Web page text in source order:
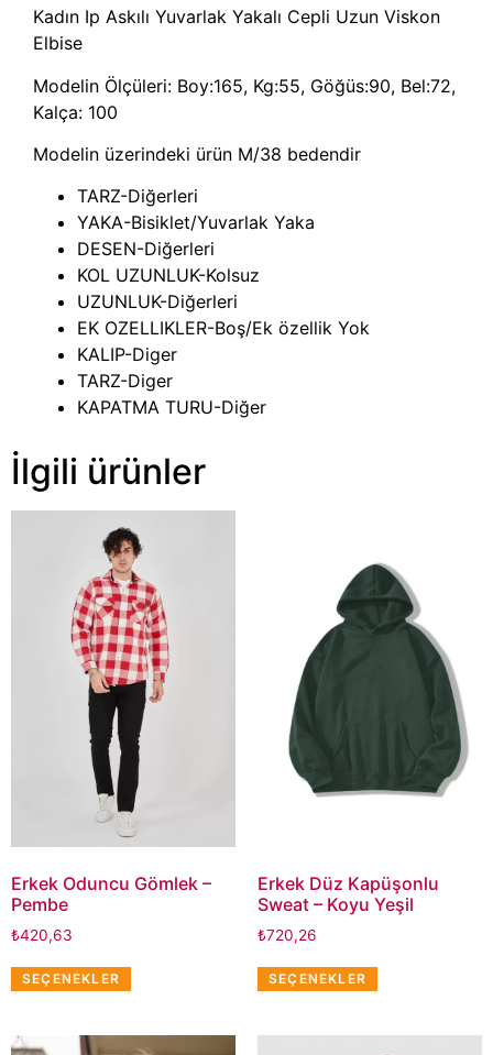
Kadın Ip Askılı Yuvarlak Yakalı Cepli Uzun Viskon
Elbise
Modelin Ölçüleri: Boy:165, Kg:55, Göğüs:90, Bel:72,
Kalça: 100
Modelin üzerindeki ürün M/38 bedendir
TARZ-Diğerleri
YAKA-Bisiklet/Yuvarlak Yaka
DESEN-Diğerleri
KOL UZUNLUK-Kolsuz
UZUNLUK-Diğerleri
EK OZELLIKLER-Boş/Ek özellik Yok
KALIP-Diger
TARZ-Diger
KAPATMA TURU-Diğer
İlgili ürünler
Erkek Oduncu Gömlek –
Pembe
₺420,63
SEÇENEKLER
Erkek Düz Kapüşonlu
Sweat – Koyu Yeşil
₺720,26
SEÇENEKLER